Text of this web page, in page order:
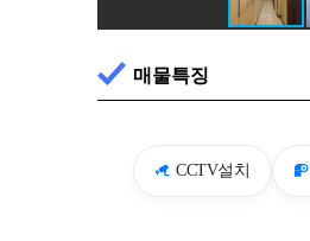
매물특징
CCTV설치